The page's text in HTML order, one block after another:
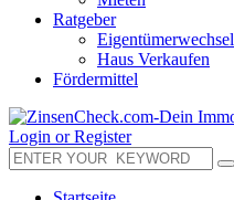
Ratgeber
Eigentümerwechsel
Haus Verkaufen
Fördermittel
Login or Register